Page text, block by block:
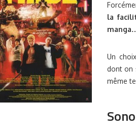
la
Un
dont on
même